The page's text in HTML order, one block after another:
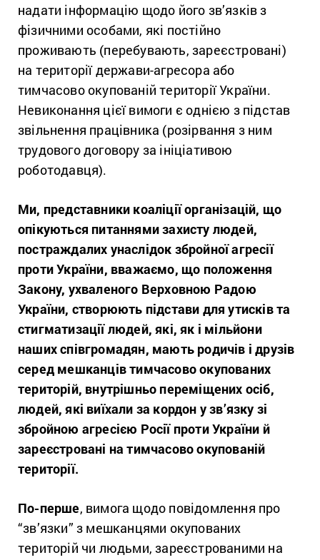
надати інформацію щодо його зв’язків з
фізичними особами, які постійно
проживають (перебувають, зареєстровані)
на території держави-агресора або
тимчасово окупованій території України.
Невиконання цієї вимоги є однією з підстав
звільнення працівника (розірвання з ним
трудового договору за ініціативою
роботодавця).
Ми, представники коаліції організацій, що
опікуються питаннями захисту людей,
постраждалих унаслідок збройної агресії
проти України, вважаємо, що положення
Закону, ухваленого Верховною Радою
України, створюють підстави для утисків та
стигматизації людей, які, як і мільйони
наших співгромадян, мають родичів і друзів
серед мешканців тимчасово окупованих
територій, внутрішньо переміщених осіб,
людей, які виїхали за кордон у зв’язку зі
збройною агресією Росії проти України й
зареєстровані на тимчасово окупованій
території.
По-перше, вимога щодо повідомлення про
“зв’язки” з мешканцями окупованих
територій чи людьми, зареєстрованими на